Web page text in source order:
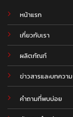
หน้าแรก
เกี่ยวกับเรา
ผลิตภัณฑ์
ข่าวสารและบทความ
.
คำถามที่พบบ่อย